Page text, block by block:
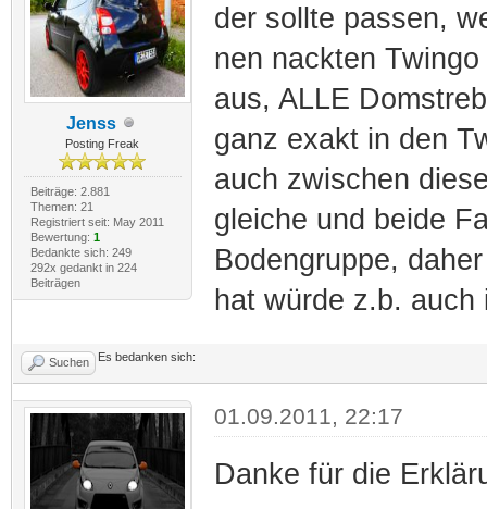
Jenss
Posting Freak
Beiträge: 2.881
Themen: 21
Registriert seit: May 2011
Bewertung: 1
Bedankte sich: 249
292x gedankt in 224
Beiträgen
der sollte passen,
nen nackten
aus, ALLE
ganz exakt in den
auch zwischen
gleiche und beide
Bodengruppe,
hat würde z.b.
Suchen Es bedanken sich:
01.09.2011, 22:17
Danke für die